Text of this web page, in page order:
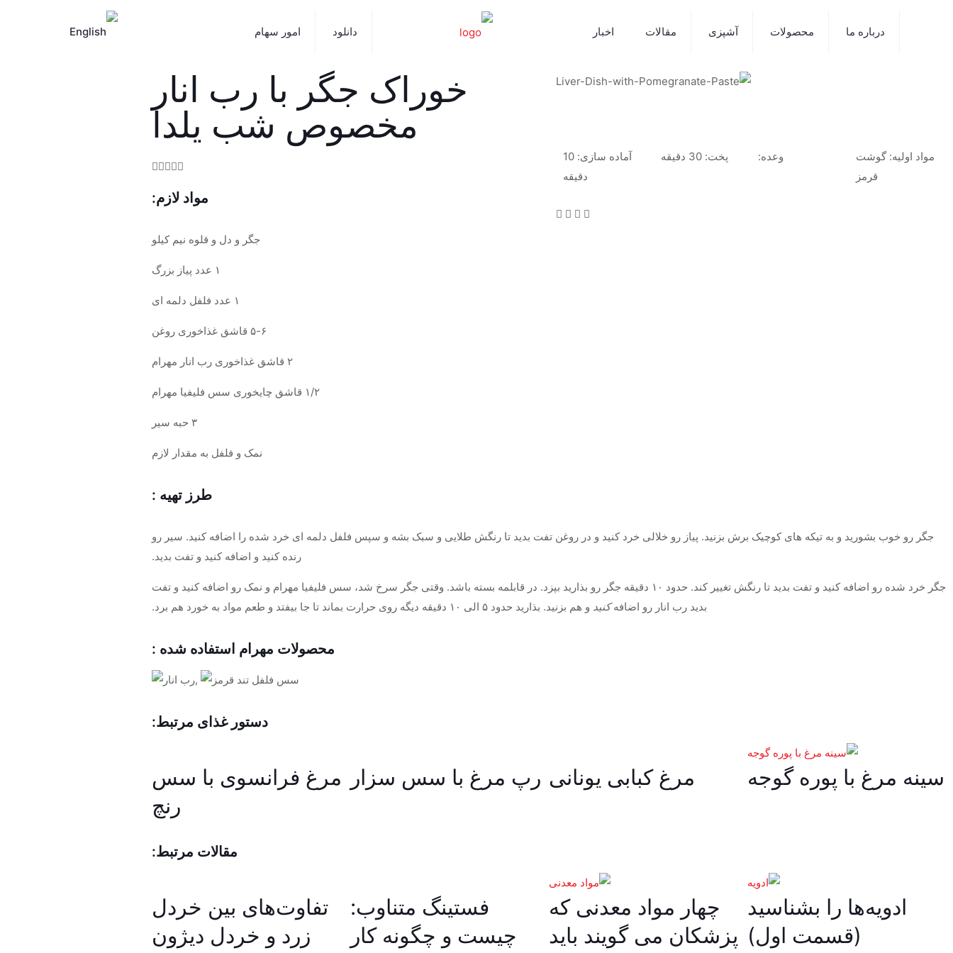
دانلود امور سهام درباره ما محصولات آشپزی مقالات اخبار
مواد اولیه: گوشت
قرمز
وعده: پخت: 30 دقیقه
آماده سازی: 10
دقیقه
خوراک جگر با رب انار
مخصوص شب یلدا

مواد لازم:
جگر و دل و قلوه نیم کیلو
۱ عدد پیاز بزرگ
۱ عدد فلفل دلمه ای
۵-۶ قاشق غذاخوری روغن
۲ قاشق غذاخوری رب انار مهرام
۱/۲ قاشق چایخوری سس فلیفیا مهرام
۳ حبه سیر
نمک و فلفل به مقدار لازم
طرز تهیه :
جگر رو خوب بشورید و به تیکه های کوچیک برش بزنید. پیاز رو خلالی خرد کنید و در روغن تفت بدید تا رنگش طلایی و سبک بشه و سپس فلفل دلمه ای خرد شده را اضافه کنید. سیر رو
رنده کنید و اضافه کنید و تفت بدید.
جگر خرد شده رو اضافه کنید و تفت بدید تا رنگش تغییر کند. حدود ۱۰ دقیقه جگر رو بذارید بپزد. در قابلمه بسته باشد. وقتی جگر سرخ شد، سس فلیفیا مهرام و نمک رو اضافه کنید و تفت
بدید رب انار رو اضافهکنید و هم بزنید. بذارید حدود ۵ الی ۱۰ دقیقه دیگه روی حرارت بماند تا جا بیفتد و طعم مواد به خورد هم برد.
محصولات مهرام استفاده شده :
,
دستور غذای مرتبط:
سینه مرغ با پوره گوجه مرغ کبابی یونانی رپ مرغ با سس سزار
مرغ فرانسوی با سس
رنچ
مقالات مرتبط:
ادویه‌ها را بشناسید
(قسمت اول)
چهار مواد معدنی که
پزشکان می گویند باید
فستینگ متناوب:
چیست و چگونه کار
تفاوت‌های بین خردل
زرد و خردل دیژون